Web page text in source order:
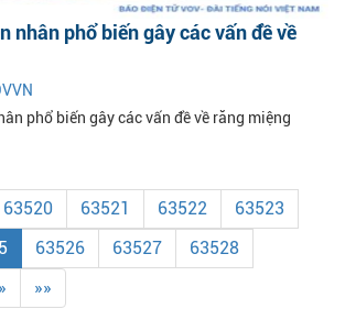
nhân phổ biến gây các vấn đề về
phổ biến gây các vấn đề về răng miệng
63520 63521 63522
63523
63526 63527
63528
» »»